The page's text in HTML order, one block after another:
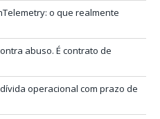
o que realmente
abuso. É contrato de
operacional com prazo de